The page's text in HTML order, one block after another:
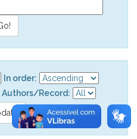
In order:
Authors/Record: